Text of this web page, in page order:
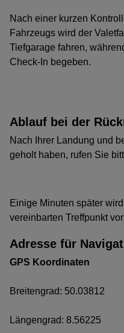
Nach einer kurzen
Fahrzeugs wird der
Tiefgarage fahren,
Check-In begeben.
Ablauf bei der
Nach Ihrer Landung und
geholt haben, rufen Sie
Einige Minuten später
vereinbarten Treffpunkt
Adresse für
GPS Koordinaten
Breitengrad: 50.03812
Längengrad: 8.56225